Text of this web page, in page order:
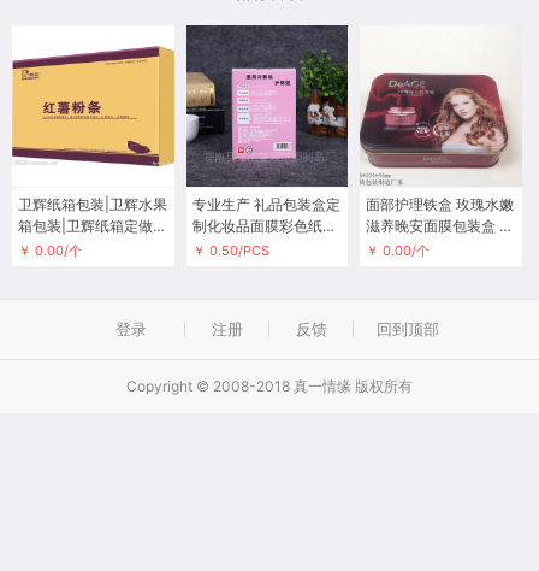
卫辉纸箱包装|卫辉水果
箱包装|卫辉纸箱定做欢
迎咨询
￥ 0.00/个
专业生产 礼品包装盒定
制化妆品面膜彩色纸盒
定做白卡女性护理纸盒
￥ 0.50/PCS
面部护理铁盒 玫瑰水嫩
滋养晚安面膜包装盒 化
妆品铁盒包装
￥ 0.00/个
登录 注册 反馈 回到顶部
Copyright © 2008-2018 真一情缘 版权所有